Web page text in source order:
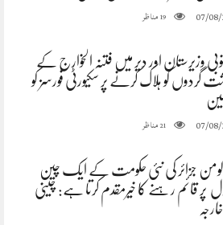
07/
19مناظر
وزیرستان اور دیر میں فتنہ الخوارج کے
کو ہلاک کرنے پر سکیورٹی فورسز کو
07/
21مناظر
جزائر کی نئی حکومت کے ایک چین
پر قائم رہنے کا خیرمقدم کرتا ہے: چینی